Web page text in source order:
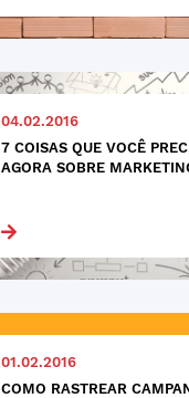
04.02.2016
7 COISAS QUE VOCÊ
AGORA SOBRE
01.02.2016
COMO RASTREAR